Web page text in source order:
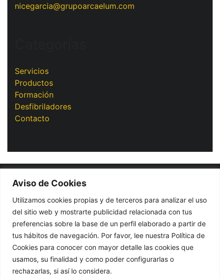
Aviso de Cookies
Utilizamos cookies propias y de terceros para analizar el uso
del sitio web y mostrarte publicidad relacionada con tus
preferencias sobre la base de un perfil elaborado a partir de
tus hábitos de navegación. Por favor, lee nuestra Política de
Cookies para conocer con mayor detalle las cookies que
usamos, su finalidad y como poder configurarlas o
rechazarlas, si así lo considera.
nicegarcia@grupoarcaelum.com
Servicios
Productos
Formación
Desfibriladores
Contacto
Grupo Arcaelum® 2025
Vitamin
Política de cookies